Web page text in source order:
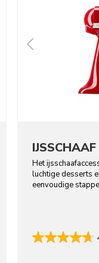
IJSSCHAAF
Het
luchtige desserts
eenvoudige